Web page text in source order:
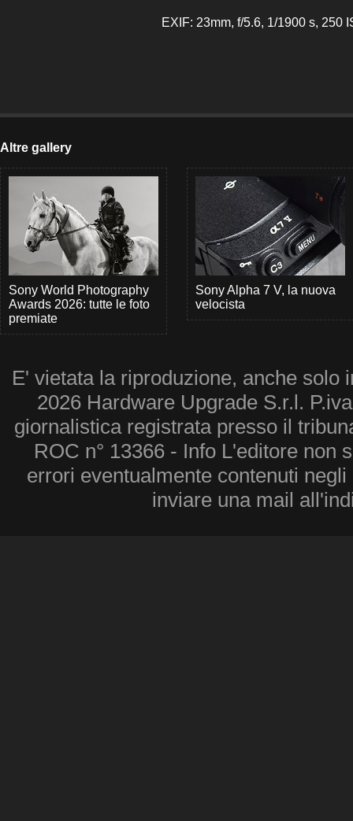
EXIF: 23mm, f/5.6, 1/1900 s, 250
Altre gallery
Sony World Photography
Awards 2026: tutte le foto
premiate
Sony Alpha 7 V, la nuova
velocista
E' vietata la riproduzione, anche solo
2026 Hardware Upgrade S.r.l.
giornalistica registrata presso il
ROC n° 13366 - Info L'editore non
errori eventualmente contenuti
inviare una mail